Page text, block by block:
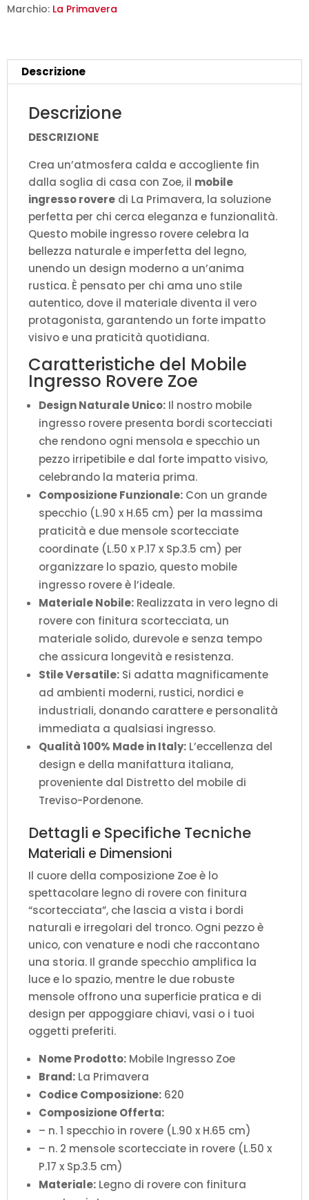
Primavera
Naturale
Made
Marchio: La Primavera
Descrizione
Descrizione
DESCRIZIONE
Crea un’atmosfera calda e accogliente fin
dalla soglia di casa con Zoe, il mobile
ingresso rovere di La Primavera, la soluzione
perfetta per chi cerca eleganza e funzionalità.
Questo mobile ingresso rovere celebra la
bellezza naturale e imperfetta del legno,
unendo un design moderno a un’anima
rustica. È pensato per chi ama uno stile
autentico, dove il materiale diventa il vero
protagonista, garantendo un forte impatto
visivo e una praticità quotidiana.
Caratteristiche del Mobile
Ingresso Rovere Zoe
Design Naturale Unico: Il nostro mobile
ingresso rovere presenta bordi scortecciati
che rendono ogni mensola e specchio un
pezzo irripetibile e dal forte impatto visivo,
celebrando la materia prima.
Composizione Funzionale: Con un grande
specchio (L.90 x H.65 cm) per la massima
praticità e due mensole scortecciate
coordinate (L.50 x P.17 x Sp.3.5 cm) per
organizzare lo spazio, questo mobile
ingresso rovere è l’ideale.
Materiale Nobile: Realizzata in vero legno di
rovere con finitura scortecciata, un
materiale solido, durevole e senza tempo
che assicura longevità e resistenza.
Stile Versatile: Si adatta magnificamente
ad ambienti moderni, rustici, nordici e
industriali, donando carattere e personalità
immediata a qualsiasi ingresso.
Qualità 100% Made in Italy: L’eccellenza del
design e della manifattura italiana,
proveniente dal Distretto del mobile di
Treviso-Pordenone.
Dettagli e Specifiche Tecniche
Materiali e Dimensioni
Il cuore della composizione Zoe è lo
spettacolare legno di rovere con finitura
“scortecciata”, che lascia a vista i bordi
naturali e irregolari del tronco. Ogni pezzo è
unico, con venature e nodi che raccontano
una storia. Il grande specchio amplifica la
luce e lo spazio, mentre le due robuste
mensole offrono una superficie pratica e di
design per appoggiare chiavi, vasi o i tuoi
oggetti preferiti.
Nome Prodotto: Mobile Ingresso Zoe
Brand: La Primavera
Codice Composizione: 620
Composizione Offerta:
– n. 1 specchio in rovere (L.90 x H.65 cm)
– n. 2 mensole scortecciate in rovere (L.50 x
P.17 x Sp.3.5 cm)
Materiale: Legno di rovere con finitura